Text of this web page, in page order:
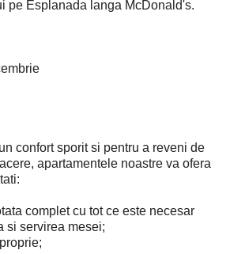
pe Esplanada langa McDonald's.
confort sporit si pentru a reveni de
apartamentele noastre va ofera
complet cu tot ce este necesar
si servirea mesei;